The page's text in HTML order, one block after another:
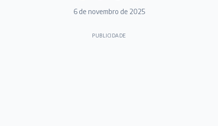
6 de novembro de 2025
PUBLICIDADE